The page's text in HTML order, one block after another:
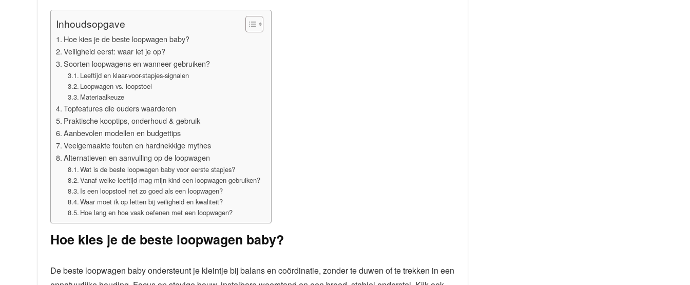
Inhoudsopgave
Hoe kies je de beste loopwagen baby?
Veiligheid eerst: waar let je op?
Soorten loopwagens en wanneer gebruiken?
Leeftijd en klaar-voor-stapjes-signalen
Loopwagen vs. loopstoel
Materiaalkeuze
Topfeatures die ouders waarderen
Praktische kooptips, onderhoud & gebruik
Aanbevolen modellen en budgettips
Veelgemaakte fouten en hardnekkige mythes
Alternatieven en aanvulling op de loopwagen
Wat is de beste loopwagen baby voor eerste stapjes?
Vanaf welke leeftijd mag mijn kind een loopwagen gebruiken?
Is een loopstoel net zo goed als een loopwagen?
Waar moet ik op letten bij veiligheid en kwaliteit?
Hoe lang en hoe vaak oefenen met een loopwagen?
Hoe kies je de beste loopwagen baby?
De beste loopwagen baby ondersteunt je kleintje bij balans en coördinatie, zonder te duwen of te trekken in een